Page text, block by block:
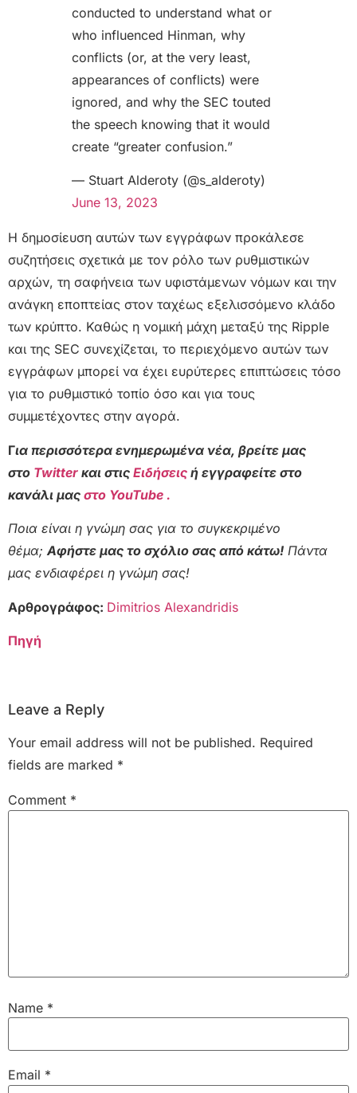
conducted to understand what or
who influenced Hinman, why
conflicts (or, at the very least,
appearances of conflicts) were
ignored, and why the SEC touted
the speech knowing that it would
create “greater confusion.”
— Stuart Alderoty (@s_alderoty)
June 13, 2023
Η δημοσίευση αυτών των εγγράφων προκάλεσε
συζητήσεις σχετικά με τον ρόλο των ρυθμιστικών
αρχών, τη σαφήνεια των υφιστάμενων νόμων και την
ανάγκη εποπτείας στον ταχέως εξελισσόμενο κλάδο
των κρύπτο. Καθώς η νομική μάχη μεταξύ της Ripple
και της SEC συνεχίζεται, το περιεχόμενο αυτών των
εγγράφων μπορεί να έχει ευρύτερες επιπτώσεις τόσο
για το ρυθμιστικό τοπίο όσο και για τους
συμμετέχοντες στην αγορά.
Για περισσότερα ενημερωμένα νέα, βρείτε μας
στο Twitter και στις Ειδήσεις ή εγγραφείτε στο
κανάλι μας στο YouTube .
Ποια είναι η γνώμη σας για το συγκεκριμένο
θέμα;Αφήστε μας το σχόλιο σας από κάτω! Πάντα
μας ενδιαφέρει η γνώμη σας!
Αρθρογράφος: Dimitrios Alexandridis
Πηγή
Leave a Reply
Your email address will not be published. Required
fields are marked *
Comment *
Name *
Email *